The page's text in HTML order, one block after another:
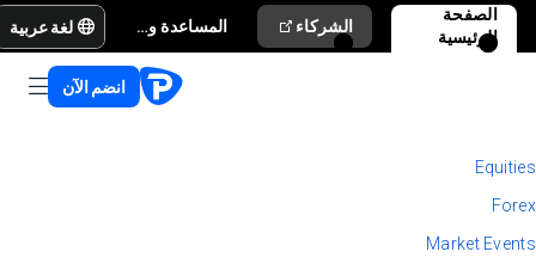
الصفحة
الرئيسية
الشركاء المساعدة والدعم لغة عربية
انضم الآن
Equities
Forex
Market Events